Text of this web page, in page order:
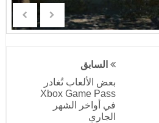
السابق
بعض الألعاب تُغادر
Xbox Game Pass
في أواخر الشهر
الجاري